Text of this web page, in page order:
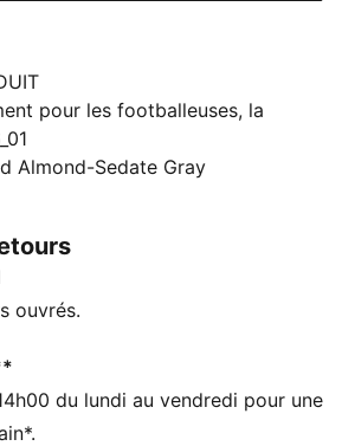
pour les footballeuses, la
allie coupes parfaites et
Ce maillot intègre notre
qui évacue la transpiration. Tu
+ AVANTAGES
: le tissu technique dryCELL
te garder à l'aise et au sec
95 % de matériaux recyclés à
et d’autres matériaux usagés
Almond-Sedate Gray
ouvrés.
du lundi au vendredi pour une